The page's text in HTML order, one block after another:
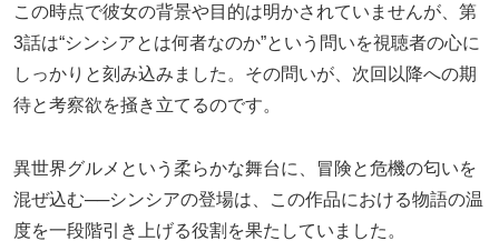
この時点で彼女の背景や目的は明かされていませんが、第
3話は“シンシアとは何者なのか”という問いを視聴者の心に
しっかりと刻み込みました。その問いが、次回以降への期
待と考察欲を掻き立てるのです。
異世界グルメという柔らかな舞台に、冒険と危機の匂いを
混ぜ込む──シンシアの登場は、この作品における物語の温
度を一段階引き上げる役割を果たしていました。